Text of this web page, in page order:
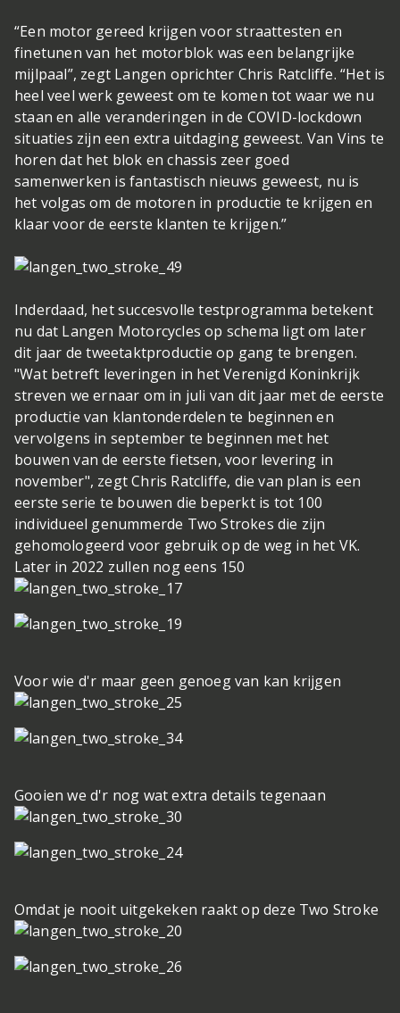
“Een motor gereed krijgen voor straattesten en
finetunen van het motorblok was een belangrijke
mijlpaal”, zegt Langen oprichter Chris Ratcliffe. “Het is
heel veel werk geweest om te komen tot waar we nu
staan en alle veranderingen in de COVID-lockdown
situaties zijn een extra uitdaging geweest. Van Vins te
horen dat het blok en chassis zeer goed
samenwerken is fantastisch nieuws geweest, nu is
het volgas om de motoren in productie te krijgen en
klaar voor de eerste klanten te krijgen.”
Inderdaad, het succesvolle testprogramma betekent
nu dat Langen Motorcycles op schema ligt om later
dit jaar de tweetaktproductie op gang te brengen.
"Wat betreft leveringen in het Verenigd Koninkrijk
streven we ernaar om in juli van dit jaar met de eerste
productie van klantonderdelen te beginnen en
vervolgens in september te beginnen met het
bouwen van de eerste fietsen, voor levering in
november", zegt Chris Ratcliffe, die van plan is een
eerste serie te bouwen die beperkt is tot 100
individueel genummerde Two Strokes die zijn
gehomologeerd voor gebruik op de weg in het VK.
Later in 2022 zullen nog eens 150
Voor wie d'r maar geen genoeg van kan krijgen
Gooien we d'r nog wat extra details tegenaan
Omdat je nooit uitgekeken raakt op deze Two Stroke